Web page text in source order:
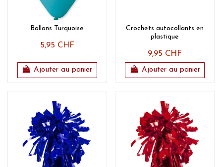
Ballons Turquoise
5,95 CHF
Ajouter au panier
Crochets autocollants en
plastique
9,95 CHF
Ajouter au panier